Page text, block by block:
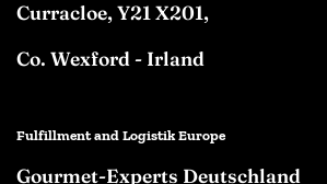
Curracloe, Y21 X201,
Co. Wexford - Irland
Fulfillment and Logistik Europe
Gourmet-Experts Deutschland